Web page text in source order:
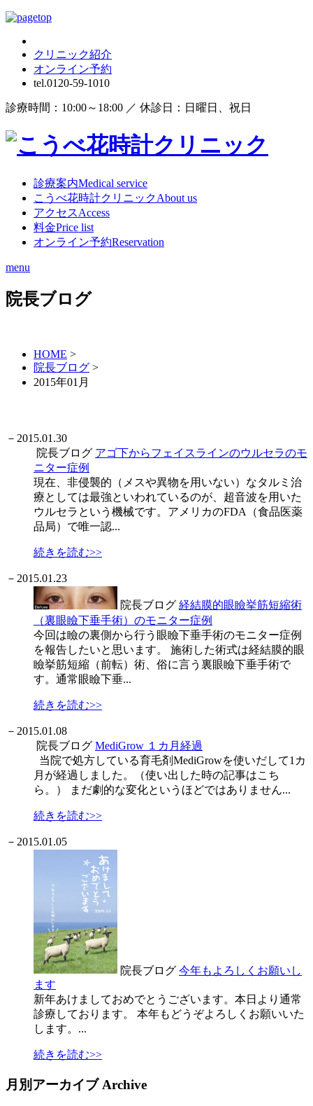
クリニック紹介
オンライン予約
tel.0120-59-1010
診療時間：10:00～18:00 ／ 休診日：日曜日、祝日
診療案内Medical service
こうべ花時計クリニックAbout us
アクセスAccess
料金Price list
オンライン予約Reservation
menu
院長ブログ
HOME >
院長ブログ >
2015年01月
－ 2015.01.30
院長ブログ アゴ下からフェイスラインのウルセラのモ
ニター症例
現在、非侵襲的（メスや異物を用いない）なタルミ治
療としては最強といわれているのが、超音波を用いた
ウルセラという機械です。アメリカのFDA（食品医薬
品局）で唯一認...
続きを読む>>
－ 2015.01.23
院長ブログ 経結膜的眼瞼挙筋短縮術
（裏眼瞼下垂手術）のモニター症例
今回は瞼の裏側から行う眼瞼下垂手術のモニター症例
を報告したいと思います。 施術した術式は経結膜的眼
瞼挙筋短縮（前転）術、俗に言う裏眼瞼下垂手術で
す。通常眼瞼下垂...
続きを読む>>
－ 2015.01.08
院長ブログ MediGrow １カ月経過
当院で処方している育毛剤MediGrowを使いだして1カ
月が経過しました。（使い出した時の記事はこち
ら。） まだ劇的な変化というほどではありません...
続きを読む>>
－ 2015.01.05
院長ブログ 今年もよろしくお願いし
ます
新年あけましておめでとうございます。本日より通常
診療しております。 本年もどうぞよろしくお願いいた
します。...
続きを読む>>
月別アーカイブ Archive